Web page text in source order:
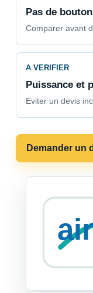
Pas de
Comparer avant
A VERIFIER
Puissance et
Eviter un devis
Demander un